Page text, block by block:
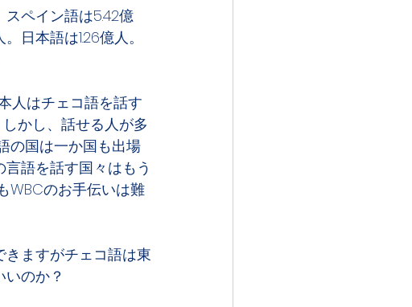
ペイン語は5.42億
日本語は1.26億人。
人はチェコ語を話す
かし、話せる人が多
の国は一か国も出場
語を話す国々はもう
WBCのお手伝いは難
ますがチェコ語は東
のか？